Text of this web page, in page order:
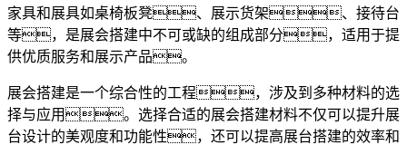
家具和展具如桌椅板凳、展示货架、接待台
等，是展会搭建中不可或缺的组成部分，适用于提
供优质服务和展示产品。
展会搭建是一个综合性的工程，涉及到多种材料的选
择与应用。选择合适的展会搭建材料不仅可以提升展
台设计的美观度和功能性，还可以提高展台搭建的效率和